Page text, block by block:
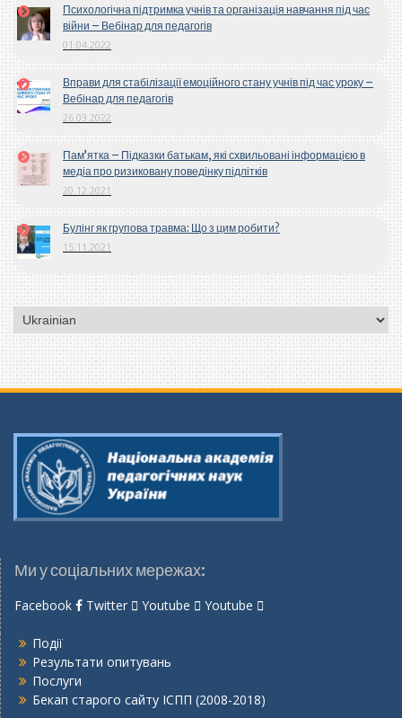
Психологічна підтримка учнів та організація навчання під час
війни – Вебінар для педагогів
01.04.2022
Вправи для стабілізації емоційного стану учнів під час уроку –
Вебінар для педагогів
26.03.2022
Пам’ятка – Підказки батькам, які схвильовані інформацією в
медіа про ризиковану поведінку підлітків
20.12.2021
Булінг як групова травма: Що з цим робити?
15.11.2021
Вибрати
мову
Ми у соціальних мережах:
Facebook Twitter Youtube Youtube
Події
Результати опитувань
Послуги
Бекап старого сайту ІСПП (2008-2018)